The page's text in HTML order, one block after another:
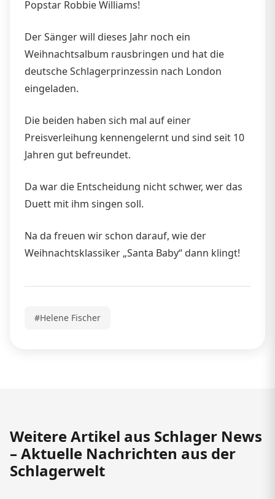
Popstar Robbie Williams!
Der Sänger will dieses Jahr noch ein
Weihnachtsalbum rausbringen und hat die
deutsche Schlagerprinzessin nach London
eingeladen.
Die beiden haben sich mal auf einer
Preisverleihung kennengelernt und sind seit 10
Jahren gut befreundet.
Da war die Entscheidung nicht schwer, wer das
Duett mit ihm singen soll.
Na da freuen wir schon darauf, wie der
Weihnachtsklassiker „Santa Baby“ dann klingt!
#Helene Fischer
Weitere Artikel aus Schlager News
– Aktuelle Nachrichten aus der
Schlagerwelt